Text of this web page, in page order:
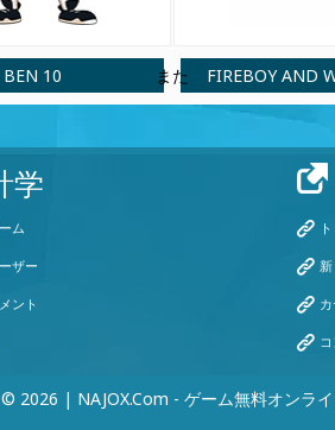
BEN 10 また FIREBOY AND
© 2026 | NAJOX.com - ゲーム無料オンラ